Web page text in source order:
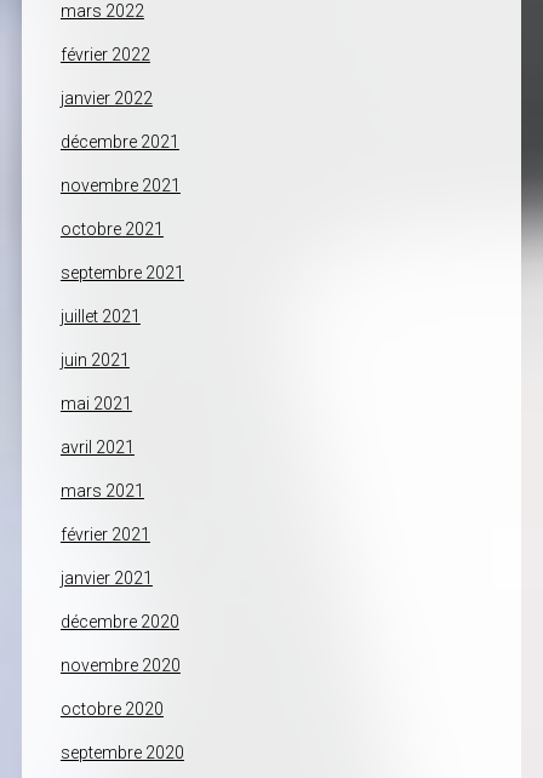
mars 2022
février 2022
janvier 2022
décembre 2021
novembre 2021
octobre 2021
septembre 2021
juillet 2021
juin 2021
mai 2021
avril 2021
mars 2021
février 2021
janvier 2021
décembre 2020
novembre 2020
octobre 2020
septembre 2020